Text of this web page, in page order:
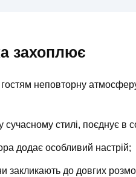
захоплює
неповторну
сучасному стилі, поєднує в
додає особливий настрій;
закликають до довгих